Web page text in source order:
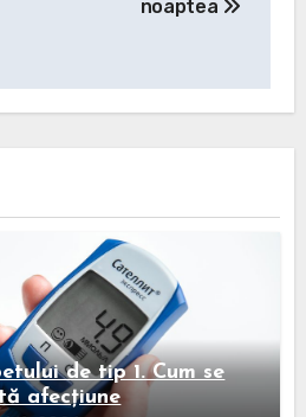
noaptea
de tip 1. Cum se
afecțiune